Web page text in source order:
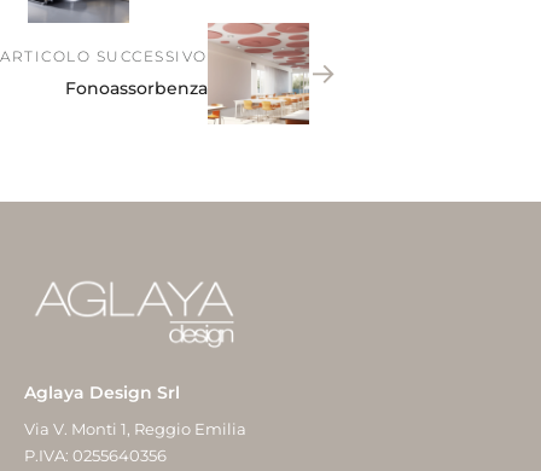
ARTICOLO SUCCESSIVO
Fonoassorbenza →
Aglaya Design Srl
Via V. Monti 1, Reggio Emilia
P.IVA: 0255640356